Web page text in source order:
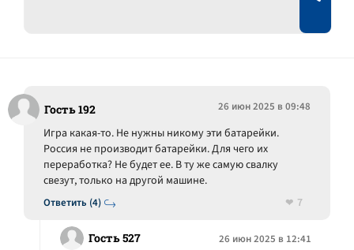
Гость 192 26 июн 2025 в 09:48
Ответить (4)
Игра какая-то. Не нужны никому эти батарейки.
Россия не производит батарейки. Для чего их
переработка? Не будет ее. В ту же самую свалку
свезут, только на другой машине.
7
Гость 527 26 июн 2025 в 12:41